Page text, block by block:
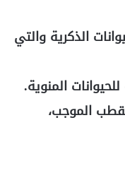
الذكرية والتي
الموجب،